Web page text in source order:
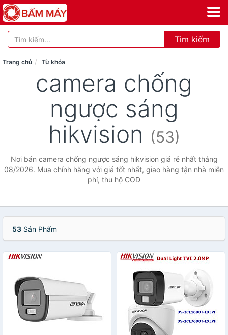
Tìm kiếm
Trang chủ Từ khóa
camera chống
ngược sáng
hikvision (53)
Nơi bán camera chống ngược sáng hikvision giá rẻ nhất tháng
08/2026. Mua chính hãng với giá tốt nhất, giao hàng tận nhà miễn
phí, thu hộ COD
53 Sản Phẩm